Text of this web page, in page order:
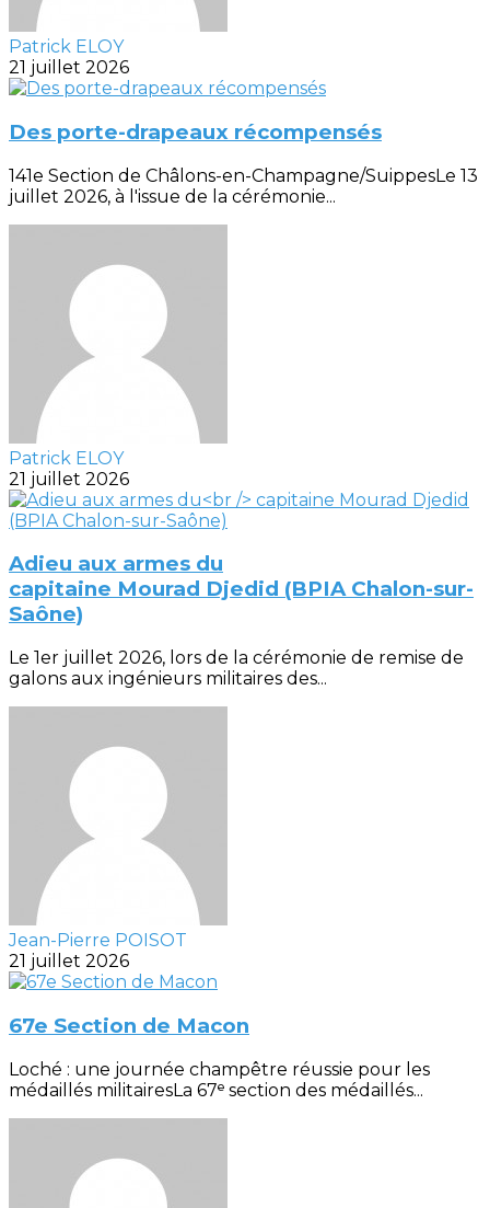
Patrick ELOY
21 juillet 2026
Des porte-drapeaux récompensés
141e Section de Châlons-en-Champagne/SuippesLe 13
juillet 2026, à l'issue de la cérémonie...
Patrick ELOY
21 juillet 2026
Adieu aux armes du
capitaine Mourad Djedid (BPIA Chalon-sur-
Saône)
Le 1er juillet 2026, lors de la cérémonie de remise de
galons aux ingénieurs militaires des...
Jean-Pierre POISOT
21 juillet 2026
67e Section de Macon
Loché : une journée champêtre réussie pour les
médaillés militairesLa 67ᵉ section des médaillés...